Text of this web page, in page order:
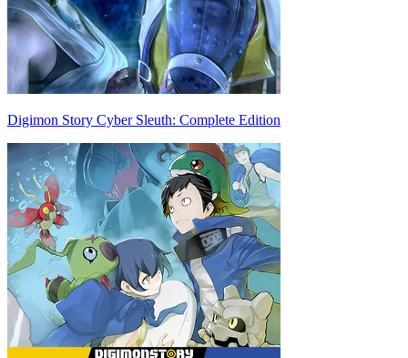
Digimon Story Cyber Sleuth: Complete Edition